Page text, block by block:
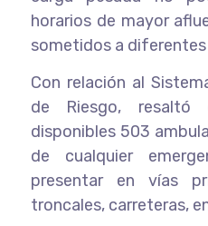
horarios de mayor
sometidos a diferentes
Con relación al
de Riesgo, resaltó
disponibles 503
de cualquier
presentar en vías
troncales, carreteras,